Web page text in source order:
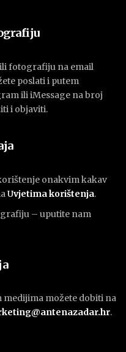
fotografiju na email
poslati i putem
ili iMessage na broj
i objaviti.
onakvim kakav
Uvjetima korištenja.
– uputite nam
medijima možete dobiti na
.